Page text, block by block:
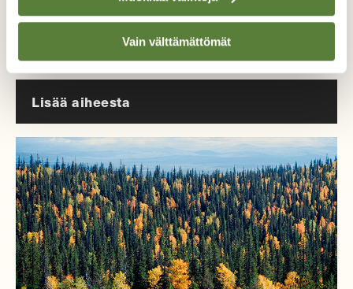
Vain välttämättömät
Lisää aiheesta